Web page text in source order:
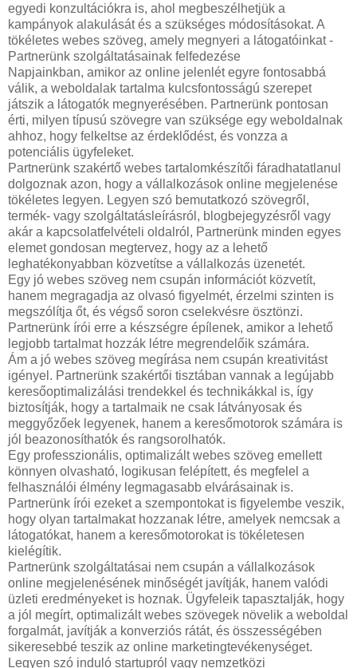
egyedi konzultációkra is, ahol megbeszélhetjük a
kampányok alakulását és a szükséges módosításokat. A
tökéletes webes szöveg, amely megnyeri a látogatóinkat -
Partnerünk szolgáltatásainak felfedezése
Napjainkban, amikor az online jelenlét egyre fontosabbá
válik, a weboldalak tartalma kulcsfontosságú szerepet
játszik a látogatók megnyerésében. Partnerünk pontosan
érti, milyen típusú szövegre van szüksége egy weboldalnak
ahhoz, hogy felkeltse az érdeklődést, és vonzza a
potenciális ügyfeleket.
Partnerünk szakértő webes tartalomkészítői fáradhatatlanul
dolgoznak azon, hogy a vállalkozások online megjelenése
tökéletes legyen. Legyen szó bemutatkozó szövegről,
termék- vagy szolgáltatásleírásról, blogbejegyzésről vagy
akár a kapcsolatfelvételi oldalról, Partnerünk minden egyes
elemet gondosan megtervez, hogy az a lehető
leghatékonyabban közvetítse a vállalkozás üzenetét.
Egy jó webes szöveg nem csupán információt közvetít,
hanem megragadja az olvasó figyelmét, érzelmi szinten is
megszólítja őt, és végső soron cselekvésre ösztönzi.
Partnerünk írói erre a készségre épílenek, amikor a lehető
legjobb tartalmat hozzák létre megrendelőik számára.
Ám a jó webes szöveg megírása nem csupán kreativitást
igényel. Partnerünk szakértői tisztában vannak a legújabb
keresőoptimalizálási trendekkel és technikákkal is, így
biztosítják, hogy a tartalmaik ne csak látványosak és
meggyőzőek legyenek, hanem a keresőmotorok számára is
jól beazonosíthatók és rangsorolhatók.
Egy professzionális, optimalizált webes szöveg emellett
könnyen olvasható, logikusan felépített, és megfelel a
felhasználói élmény legmagasabb elvárásainak is.
Partnerünk írói ezeket a szempontokat is figyelembe veszik,
hogy olyan tartalmakat hozzanak létre, amelyek nemcsak a
látogatókat, hanem a keresőmotorokat is tökéletesen
kielégítik.
Partnerünk szolgáltatásai nem csupán a vállalkozások
online megjelenésének minőségét javítják, hanem valódi
üzleti eredményeket is hoznak. Ügyfeleik tapasztalják, hogy
a jól megírt, optimalizált webes szövegek növelik a weboldal
forgalmát, javítják a konverziós rátát, és összességében
sikeresebbé teszik az online marketingtevékenységet.
Legyen szó induló startupról vagy nemzetközi